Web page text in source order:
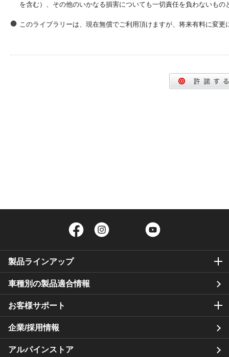
を含む）、その他のいかなる損害についても一切責任を負わないもの
このライブラリーは、現在無償でご利用頂けますが、将来有料に変
Facebook Twitter
製品ラインアップ
車種別の製品適合情報
お客様サポート
企業/採用情報
アルパインストア